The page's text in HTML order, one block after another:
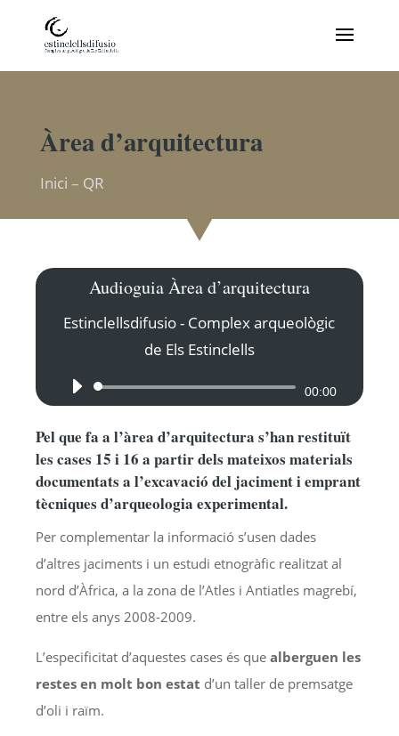
Àrea d’arquitectura
Inici – QR
Audioguia Àrea d’arquitectura
Estinclellsdifusio - Complex arqueològic
de Els Estinclells
Reproductor
00:00
Pel que fa a l’àrea d’arquitectura s’han restituït
les cases 15 i 16 a partir dels mateixos materials
documentats a l’excavació del jaciment i emprant
tècniques d’arqueologia experimental.
Per complementar la informació s’usen dades
d’altres jaciments i un estudi etnogràfic realitzat al
nord d’Àfrica, a la zona de l’Atles i Antiatles magrebí,
entre els anys 2008-2009.
L’especificitat d’aquestes cases és quealberguen les
restes en molt bon estat d’un taller de premsatge
d’oli i raïm.